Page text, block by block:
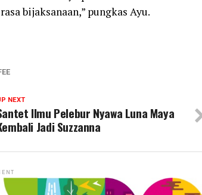
bijaksanaan,” pungkas Ayu.
NEXT
Ilmu Pelebur Nyawa Luna Maya
Jadi Suzzanna